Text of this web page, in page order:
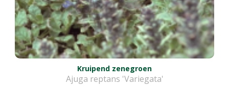
Kruipend zenegroen
Ajuga reptans 'Variegata'